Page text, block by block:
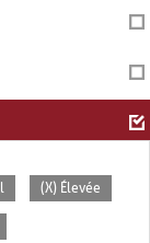
(X) Élevée